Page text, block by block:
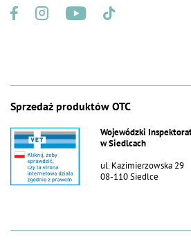
Sprzedaż produktów OTC
Wojewódzki
w Siedlcach
ul. Kazimierzowska 29
08-110 Siedlce